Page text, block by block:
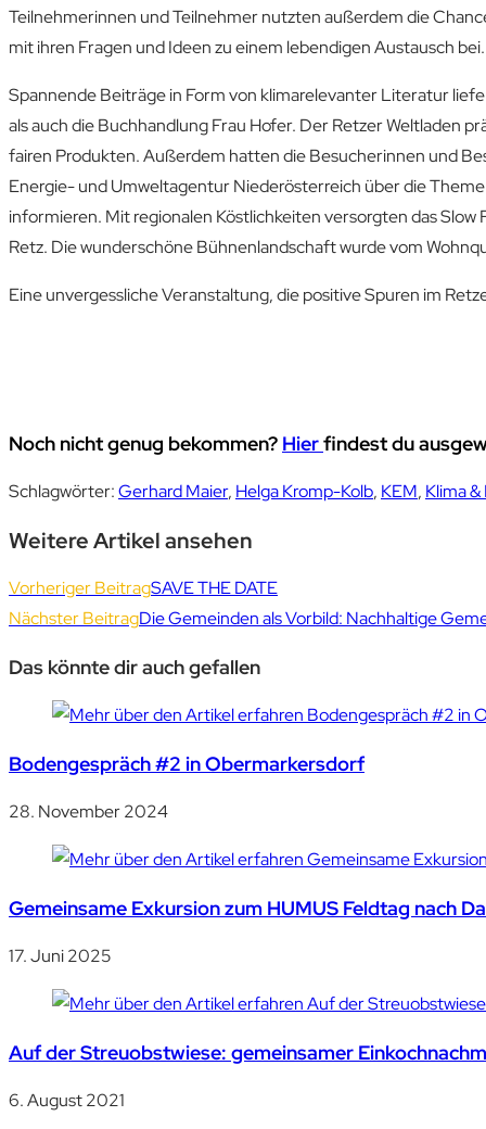
Teilnehmerinnen und Teilnehmer nutzten außerdem die
mit ihren Fragen und Ideen zu einem lebendigen Austausch bei.
Spannende Beiträge in Form von klimarelevanter Literatur
als auch die Buchhandlung Frau Hofer. Der Retzer Weltladen
fairen Produkten. Außerdem hatten die Besucherinnen und
Energie- und Umweltagentur Niederösterreich über die
informieren. Mit regionalen Köstlichkeiten versorgten das
Retz. Die wunderschöne Bühnenlandschaft wurde vom
Eine unvergessliche Veranstaltung, die positive Spuren im
Noch nicht genug bekommen? Hierfindest du
Schlagwörter:Gerhard Maier, Helga Kromp-Kolb, KEM, Klima
Weitere Artikel ansehen
Vorheriger BeitragSAVE THE DATE
Nächster BeitragDie Gemeinden als Vorbild: Nachhaltige
Das könnte dir auch gefallen
Bodengespräch #2 in Obermarkersdorf
28. November 2024
Gemeinsame Exkursion zum HUMUS Feldtag nach
17. Juni 2025
Auf der Streuobstwiese: gemeinsamer
6. August 2021